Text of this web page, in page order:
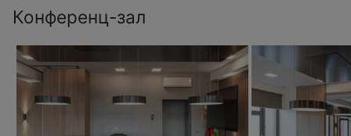
Конференц-зал